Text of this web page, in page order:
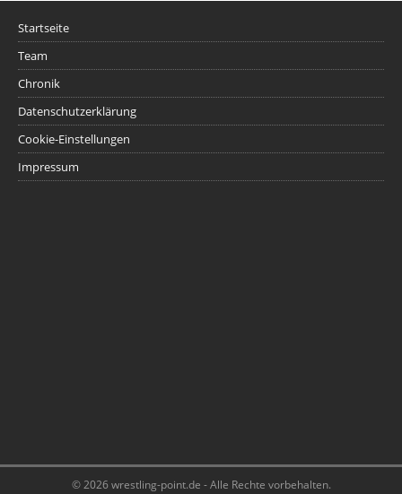
Startseite
Team
Chronik
Datenschutzerklärung
Cookie-Einstellungen
Impressum
© 2026 wrestling-point.de - Alle Rechte vorbehalten.